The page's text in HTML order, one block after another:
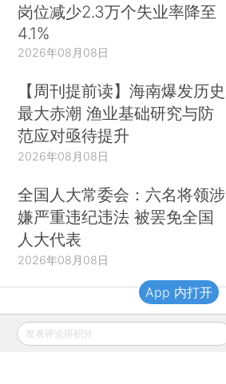
岗位减少2.3万个失业率降至
4.1%
2026年08月08日
【周刊提前读】海南爆发历史
最大赤潮 渔业基础研究与防
范应对亟待提升
2026年08月08日
全国人大常委会：六名将领涉
嫌严重违纪违法 被罢免全国
人大代表
2026年08月08日
财新移动
发表评论得积分
App 内打开